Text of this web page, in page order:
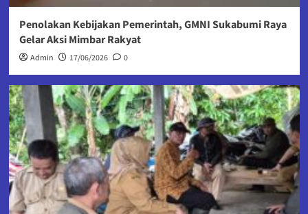
Penolakan Kebijakan Pemerintah, GMNI Sukabumi Raya
Gelar Aksi Mimbar Rakyat
Admin 17/06/2026 0